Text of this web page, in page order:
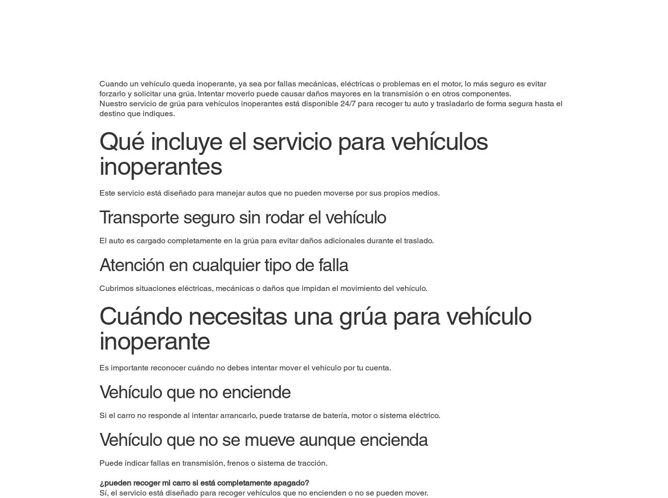
Cuando un vehículo queda inoperante, ya sea por fallas mecánicas, eléctricas o problemas en el motor, lo más seguro es evitar
forzarlo y solicitar una grúa. Intentar moverlo puede causar daños mayores en la transmisión o en otros componentes.
Nuestro servicio de grúa para vehículos inoperantes está disponible 24/7 para recoger tu auto y trasladarlo de forma segura hasta el
destino que indiques.
Qué incluye el servicio para vehículos
inoperantes
Este servicio está diseñado para manejar autos que no pueden moverse por sus propios medios.
Transporte seguro sin rodar el vehículo
El auto es cargado completamente en la grúa para evitar daños adicionales durante el traslado.
Atención en cualquier tipo de falla
Cubrimos situaciones eléctricas, mecánicas o daños que impidan el movimiento del vehículo.
Cuándo necesitas una grúa para vehículo
inoperante
Es importante reconocer cuándo no debes intentar mover el vehículo por tu cuenta.
Vehículo que no enciende
Si el carro no responde al intentar arrancarlo, puede tratarse de batería, motor o sistema eléctrico.
Vehículo que no se mueve aunque encienda
Puede indicar fallas en transmisión, frenos o sistema de tracción.
¿pueden recoger mi carro si está completamente apagado?
Sí, el servicio está diseñado para recoger vehículos que no encienden o no se pueden mover.